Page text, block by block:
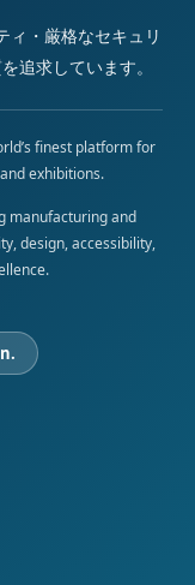
ィ・厳格なセキュリ
追求しています。
finest platform for
exhibitions.
manufacturing and
design, accessibility,